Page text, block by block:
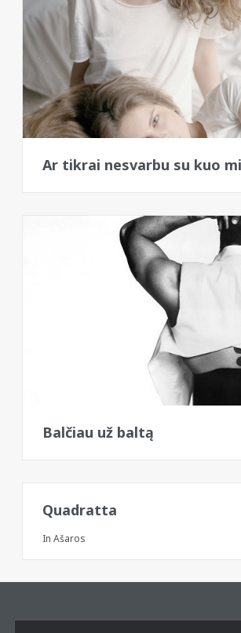
Ar tikrai nesvarbu su kuo
Balčiau už baltą
Quadratta
In Ašaros